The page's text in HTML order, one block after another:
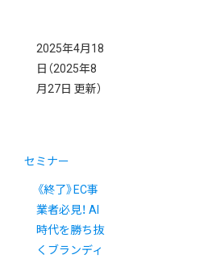
2025年4月18
日 （2025年8
月27日 更新）
セミナー
《終了》EC事
業者必見！ AI
時代を勝ち抜
くブランディ